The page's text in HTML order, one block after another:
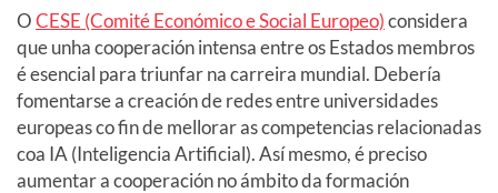
OCESE (Comité Económico e Social Europeo)considera
que unha cooperación intensa entre os Estados membros
é esencial para triunfar na carreira mundial. Debería
fomentarse a creación de redes entre universidades
europeas co fin de mellorar as competencias relacionadas
coa IA (Inteligencia Artificial). Así mesmo, é preciso
aumentar a cooperación no ámbito da formación